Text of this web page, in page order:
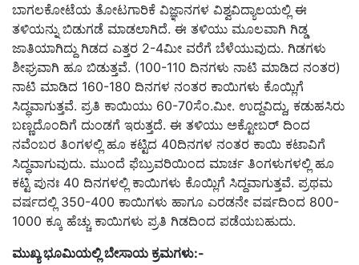
ಬಾಗಲಕೋಟೆಯ ತೋಟಗಾರಿಕೆ ವಿಜ್ಞಾನಗಳ ವಿಶ್ವವಿದ್ಯಾಲಯಲ್ಲಿ ಈ
ತಳಿಯನ್ನು ಬಿಡುಗಡೆ ಮಾಡಲಾಗಿದೆ. ಈ ತಳಿಯು ಮೂಲವಾಗಿ ಗಿಡ್ಡ
ಜಾತಿಯಾಗಿದ್ದು ಗಿಡದ ಎತ್ತರ 2-4ಮೀ ವರೆಗೆ ಬೆಳೆಯುವುದು. ಗಿಡಗಳು
ಶೀಘ್ರವಾಗಿ ಹೂ ಬಿಡುತ್ತವೆ. (100-110 ದಿನಗಳು ನಾಟಿ ಮಾಡಿದ ನಂತರ)
ನಾಟಿ ಮಾಡಿದ 160-180 ದಿನಗಳ ನಂತರ ಕಾಯಿಗಳು ಕೊಯ್ಲಿಗೆ
ಸಿದ್ಧವಾಗುತ್ತವೆ. ಪ್ರತಿ ಕಾಯಿಯು 60-70ಸೆಂ.ಮೀ. ಉದ್ದವಿದ್ದು, ಕಡುಹಸಿರು
ಬಣ್ಣದೊಂದಿಗೆ ದುಂಡಗೆ ಇರುತ್ತದೆ. ಈ ತಳಿಯು ಅಕ್ಟೋಬರ್ ದಿಂದ
ನವೆಂಬರ ತಿಂಗಳಲ್ಲಿ ಹೂ ಕಟ್ಟಿದ 40ದಿನಗಳ ನಂತರ ಕಾಯಿ ಕಟಾವಿಗೆ
ಸಿದ್ಧವಾಗುವುದು. ಮುಂದೆ ಫೆಬ್ರುವರಿಯಿಂದ ಮಾರ್ಚ ತಿಂಗಳುಗಳಲ್ಲಿ ಹೂ
ಕಟ್ಟಿ ಪುನಃ 40 ದಿನಗಳಲ್ಲಿ ಕಾಯಿಗಳು ಕೊಯ್ಲಿಗೆ ಸಿದ್ದವಾಗುತ್ತವೆ. ಪ್ರಥಮ
ವರ್ಷದಲ್ಲಿ 350-400 ಕಾಯಿಗಳು ಹಾಗೂ ಎರಡನೇ ವರ್ಷದಿಂದ 800-
1000 ಕ್ಕೂ ಹೆಚ್ಚು ಕಾಯಿಗಳು ಪ್ರತಿ ಗಿಡದಿಂದ ಪಡೆಯಬಹುದು.
ಮುಖ್ಯಭೂಮಿಯಲ್ಲಿ ಬೇಸಾಯ ಕ್ರಮಗಳು:-